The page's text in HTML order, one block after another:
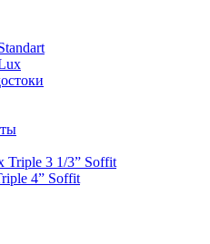
Triple 3 1/3” Soffit
4” Soffit